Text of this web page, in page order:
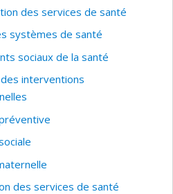
des services de santé
systèmes de santé
sociaux de la santé
interventions
des services de santé